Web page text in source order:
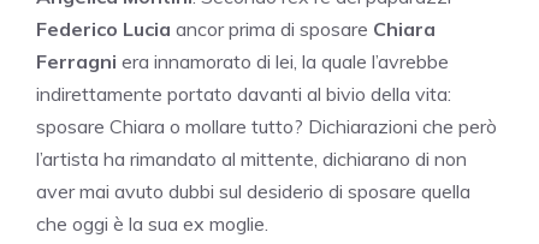
Federico Lucia ancor prima di sposare Chiara
Ferragni era innamorato di lei, la quale l’avrebbe
indirettamente portato davanti al bivio della vita:
sposare Chiara o mollare tutto? Dichiarazioni che però
l’artista ha rimandato al mittente, dichiarano di non
aver mai avuto dubbi sul desiderio di sposare quella
che oggi è la sua ex moglie.